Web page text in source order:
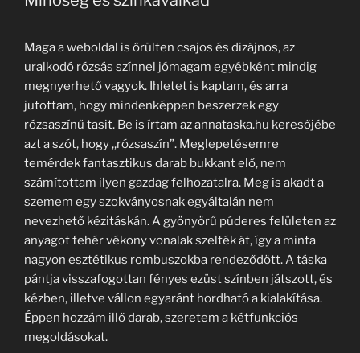
Maga a weboldal is őrülten csajos és dizájnos, az
uralkodó rózsás színnel jómagam egyébként mindig
megnyerhető vagyok. Ihletet is kaptam, és arra
jutottam, hogy mindenképpen beszerzek egy
rózsaszínű tasit. Be is írtam az annataska.hu keresőjébe
azt a szót, hogy ,,rózsaszín”. Meglepetésemre
temérdek fantasztikus darab bukkant elő, nem
számítottam ilyen gazdag felhozatalra. Meg is akadt a
szemem egy szokványosnak egyáltalán nem
nevezhető kézitáskán. A gyönyörű púderes felületen az
anyagot fehér vékony vonalak szelték át, így a minta
nagyon esztétikus rombuszokba rendeződött. A táska
pántja visszafogottan fényes ezüst színben játszott, és
kézben, illetve vállon egyaránt hordható a kialakítása.
Éppen hozzám illő darab, szeretem a kétfunkciós
megoldásokat.